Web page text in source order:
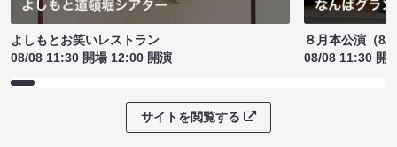
よしもとお笑いレストラン
08/08 11:30 開場 12:00 開演
８月本公演（8/
08/08 11:30 開
サイトを閲覧する